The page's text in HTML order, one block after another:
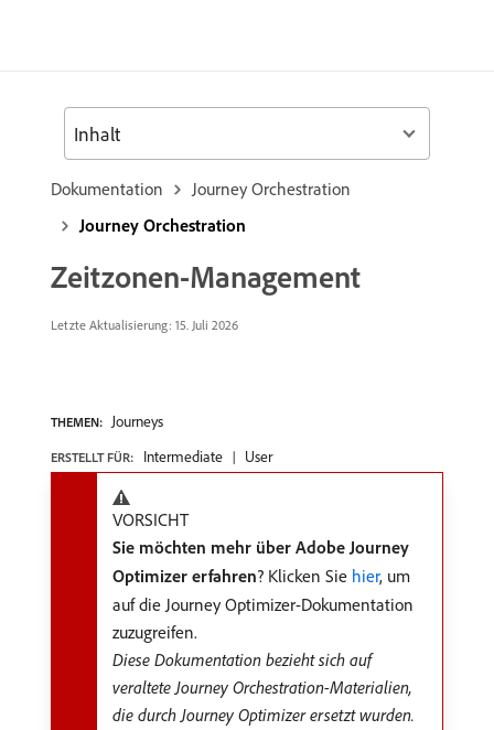
Dokumentation
Journey Orchestration
Journey Orchestration
Zeitzonen-Management
Letzte Aktualisierung: 15. Juli 2026
THEMEN: Journeys
ERSTELLT FÜR: Intermediate User
VORSICHT
Sie möchten mehr über Adobe Journey
Optimizer erfahren? Klicken Sie hier, um
auf die Journey Optimizer-Dokumentation
zuzugreifen.
Diese Dokumentation bezieht sich auf
veraltete Journey Orchestration-Materialien,
die durch Journey Optimizer ersetzt wurden.
Inhalt